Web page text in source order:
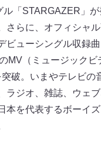
ル「STARGAZER」
さらに、オフィシャ
ビューシングル収録
MV（ミュージック
破。いまやテレビの
ラジオ、雑誌、ウェ
本を代表するボーイ